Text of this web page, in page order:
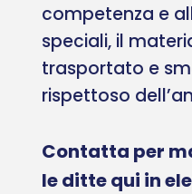
competenza e
speciali, il
trasportato e
rispettoso
Contatta per
le ditte qui in